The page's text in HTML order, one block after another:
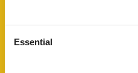
Essential